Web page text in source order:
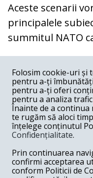
Aceste scenarii
principalele
summitul NATO
COMENTARII
Nume
Email
Folosim cookie-uri și
pentru a-ți
pentru a-ți oferi
pentru a analiza
Înainte de a
te rugăm să aloci
înțelege conținutul
Confidențialitate.
Prin continuarea
confirmi acceptarea
conform Politicii de